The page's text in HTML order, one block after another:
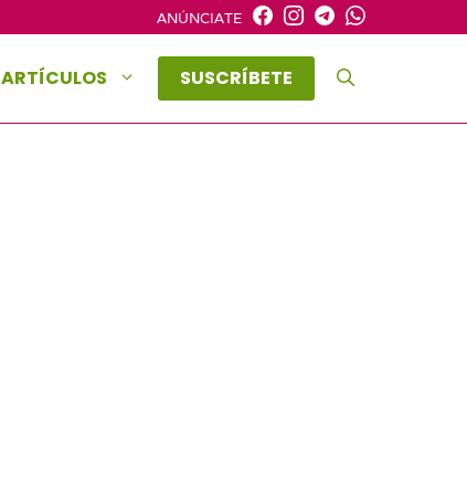
ANÚNCIATE
ARTÍCULOS SUSCRÍBETE